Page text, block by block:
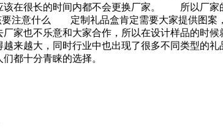
该在很长的时间内都不会更换厂家。 所以厂
注意什么 定制礼品盒肯定需要大家提供图案
家也不乐意和大家合作，所以在设计样品的时
来越大，同时行业中也出现了很多不同类型的礼
十分青睐的选择。